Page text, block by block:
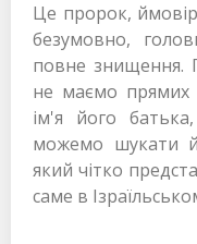
Це пророк,
безумовно,
повне знищення.
не маємо прямих
ім'я його
можемо шукати
який чітко
саме в